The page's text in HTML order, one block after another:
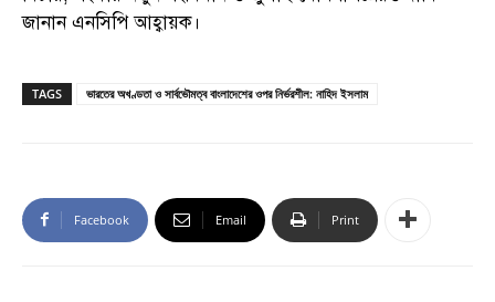
জানান এনসিপি আহ্বায়ক।
TAGS ভারতের অখণ্ডতা ও সার্বভৌমত্ব বাংলাদেশের ওপর নির্ভরশীল: নাহিদ ইসলাম
Facebook Email Print